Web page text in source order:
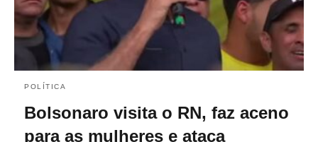
POLÍTICA
Bolsonaro visita o RN, faz aceno
para as mulheres e ataca